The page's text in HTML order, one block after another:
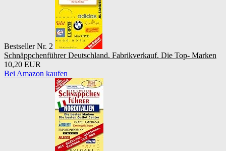
Bestseller Nr. 2
Schnäppchenführer Deutschland. Fabrikverkauf. Die Top- Marken
10,20 EUR
Bei Amazon kaufen